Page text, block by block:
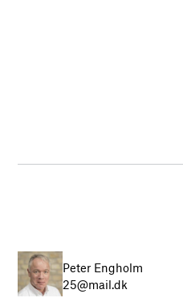
Peter Engholm
25@mail.dk